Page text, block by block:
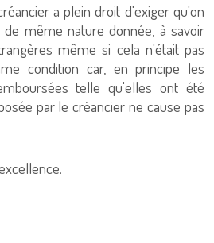
a plein droit d'exiger qu'on
même nature donnée, à savoir
même si cela n'était pas
condition car, en principe les
telle qu'elles ont été
par le créancier ne cause pas